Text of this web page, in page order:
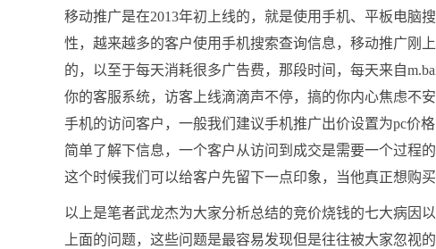
移动推广是在2013年初上线的，就是使用手机、平板电脑
性，越来越多的客户使用手机搜索查询信息，移动推广刚
的，以至于每天消耗很多广告费，那段时间，每天来自
你的客服系统，访客上线滴滴声不停，搞的你内心焦虑不
手机的访问客户，一般我们建议手机推广出价设置为pc价
简单了解下信息，一个客户从访问到成交是需要一个过程
这个时候我们可以给客户先留下一点印象，当他真正想购
以上是笔者武龙杰为大家分析总结的竞价烧钱的七大病因
上面的问题，这些问题是最容易发现但是往往被大家忽视